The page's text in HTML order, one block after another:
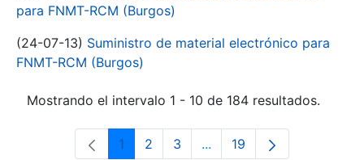
para FNMT-RCM (Burgos)
(24-07-13) Suministro de material electrónico para
FNMT-RCM (Burgos)
Mostrando el intervalo 1 - 10 de 184 resultados.
Página
1 Página
2 Página
3 ...Páginas intermedias Use
Página
19